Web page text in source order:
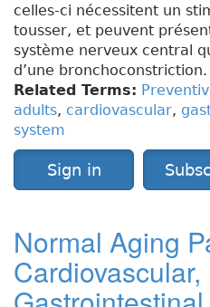
celles-ci nécessitent un
tousser, et peuvent
système nerveux central
d’une bronchoconstriction.
Related Terms:
adults, cardiovascular,
system
Sign in
Normal Aging